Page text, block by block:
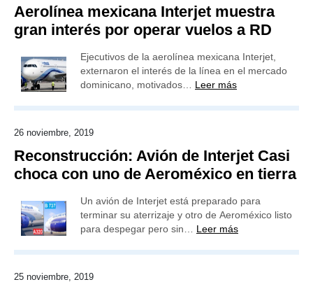
Aerolínea mexicana Interjet muestra
gran interés por operar vuelos a RD
Ejecutivos de la aerolínea mexicana Interjet,
externaron el interés de la línea en el mercado
dominicano, motivados… Leer más
26 noviembre, 2019
Reconstrucción: Avión de Interjet Casi
choca con uno de Aeroméxico en tierra
Un avión de Interjet está preparado para
terminar su aterrizaje y otro de Aeroméxico listo
para despegar pero sin… Leer más
25 noviembre, 2019